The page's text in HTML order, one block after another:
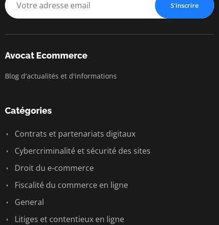
S'inscrire
Avocat Ecommerce
Blog d'actualités et d'informations
Catégories
Contrats et partenariats digitaux
Cybercriminalité et sécurité des sites
Droit du e-commerce
Fiscalité du commerce en ligne
General
Litiges et contentieux en ligne